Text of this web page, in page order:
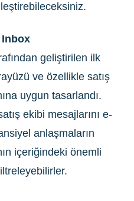
geliştirilen ilk
ve özellikle satış
uygun tasarlandı.
ekibi mesajlarını e-
anlaşmaların
içeriğindeki önemli